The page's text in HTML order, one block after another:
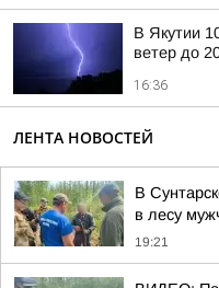
В Якутии
ветер до
16:36
ЛЕНТА НОВОСТЕЙ
В
в лесу
19:21